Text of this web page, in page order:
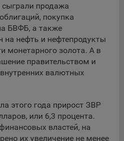
файлы cookie для
персональных данных.
как файлы cookie первой
сайтами, которые посещает
файлы cookie (задаются
вне домена наших сайтов).
данные
Интернет-статистики,
информации о действиях
качества сайта и его
обезличенные
сыграли продажа
покупка
БВФБ, а также
на нефть и нефтепродукты
монетарного золота. А в
правительством и
валютных
этого года прирост ЗВР
или 6,3 процента.
властей, на
их увеличение не менее